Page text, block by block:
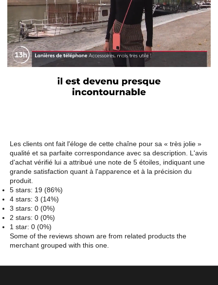
Les clients ont fait l'éloge de cette chaîne pour sa « très jolie »
qualité et sa parfaite correspondance avec sa description. L'avis
d'achat vérifié lui a attribué une note de 5 étoiles, indiquant une
grande satisfaction quant à l'apparence et à la précision du
produit.
5 stars: 19 (86%)
4 stars: 3 (14%)
3 stars: 0 (0%)
2 stars: 0 (0%)
1 star: 0 (0%)
Some of the reviews shown are from related products the
merchant grouped with this one.